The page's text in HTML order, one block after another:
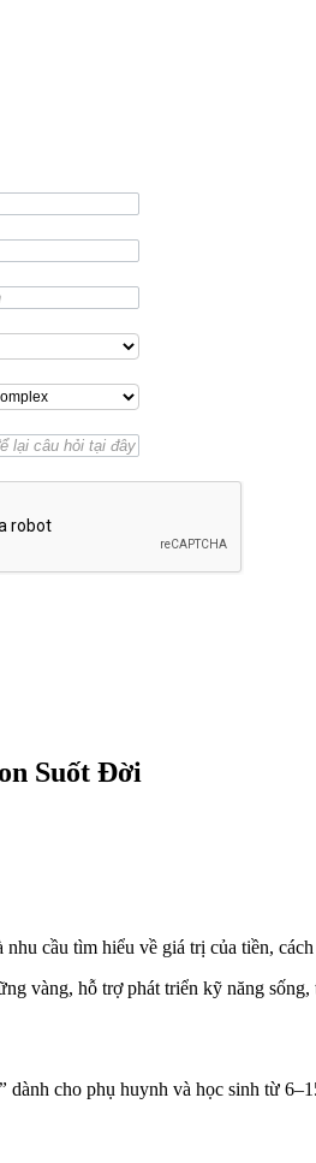
Suốt Đời
cầu tìm hiểu về giá trị của tiền,
vàng, hỗ trợ phát triển kỹ năng
dành cho phụ huynh và học sinh từ